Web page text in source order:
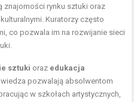
znajomości rynku sztuki oraz
Kuratorzy często
co pozwala im na rozwijanie sieci
sztuki oraz edukacja
pozwalają absolwentom
w szkołach artystycznych,